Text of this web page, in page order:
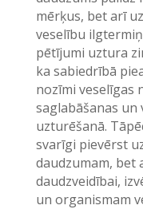
mērķus, bet arī
veselību
pētījumi uztura
ka sabiedrībā
nozīmi veselīgas
saglabāšanas un
uzturēšanā.
svarīgi pievērst
daudzumam, bet
daudzveidībai,
un organismam